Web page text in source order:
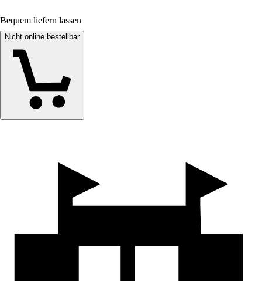
Bequem liefern lassen
Nicht online bestellbar